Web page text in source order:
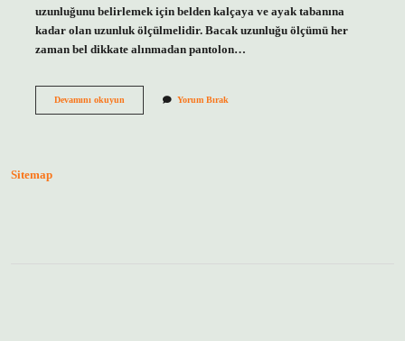
uzunluğunu belirlemek için belden kalçaya ve ayak tabanına
kadar olan uzunluk ölçülmelidir. Bacak uzunluğu ölçümü her
zaman bel dikkate alınmadan pantolon…
Devamını okuyunPantolon
Yorum Bırak
Sitemap